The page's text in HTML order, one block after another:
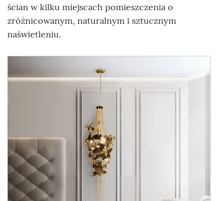
ścian w kilku miejscach pomieszczenia o
zróżnicowanym, naturalnym i sztucznym
naświetleniu.